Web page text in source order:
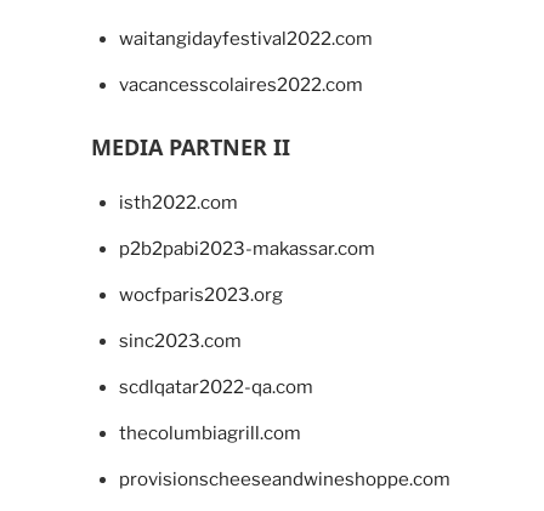
waitangidayfestival2022.com
vacancesscolaires2022.com
MEDIA PARTNER II
isth2022.com
p2b2pabi2023-makassar.com
wocfparis2023.org
sinc2023.com
scdlqatar2022-qa.com
thecolumbiagrill.com
provisionscheeseandwineshoppe.com